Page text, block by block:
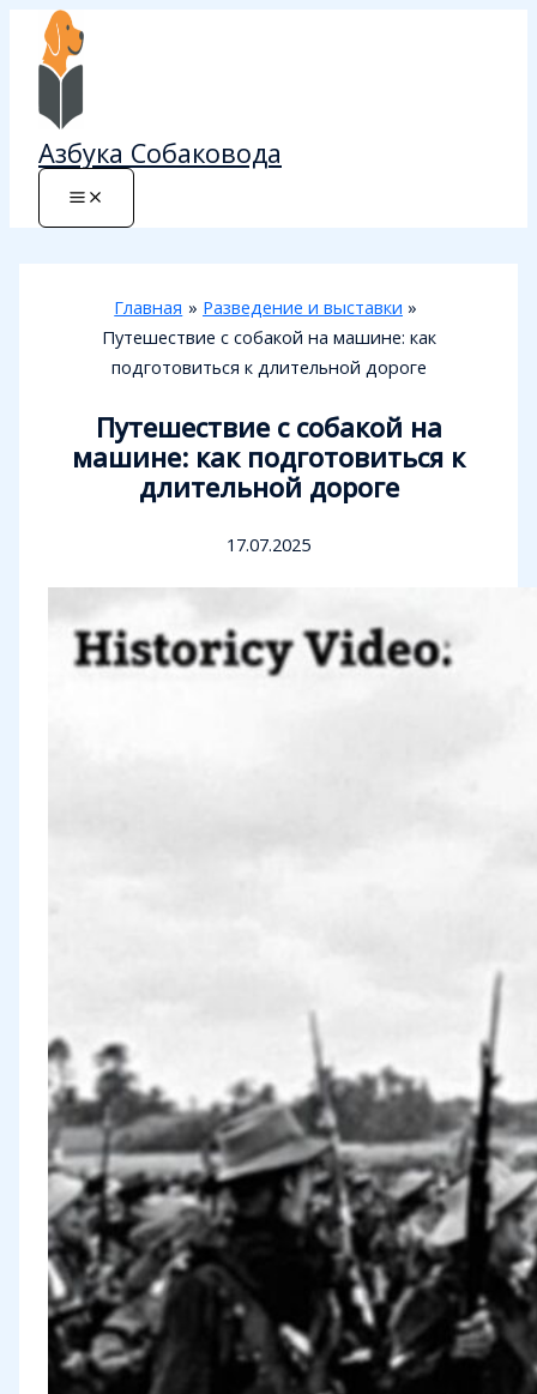
Перейти
содержимому
Азбука Собаковода
Главная
Разведение и выставки
Путешествие с собакой на машине: как
подготовиться к длительной дороге
Путешествие с собакой на
машине: как подготовиться к
длительной дороге
17.07.2025